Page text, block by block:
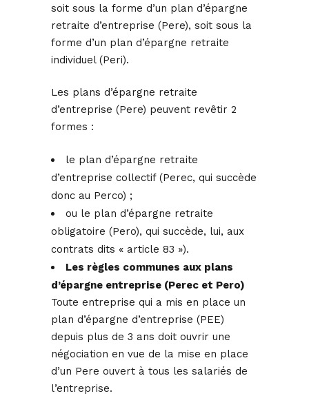
soit sous la forme d’un plan d’épargne
retraite d’entreprise (Pere), soit sous la
forme d’un plan d’épargne retraite
individuel (Peri).
Les plans d’épargne retraite
d’entreprise (Pere) peuvent revêtir 2
formes :
le plan d’épargne retraite
d’entreprise collectif (Perec, qui succède
donc au Perco) ;
ou le plan d’épargne retraite
obligatoire (Pero), qui succède, lui, aux
contrats dits « article 83 »).
Les règles communes aux plans
d’épargne entreprise (Perec et Pero)
Toute entreprise qui a mis en place un
plan d’épargne d’entreprise (PEE)
depuis plus de 3 ans doit ouvrir une
négociation en vue de la mise en place
d’un Pere ouvert à tous les salariés de
l’entreprise.